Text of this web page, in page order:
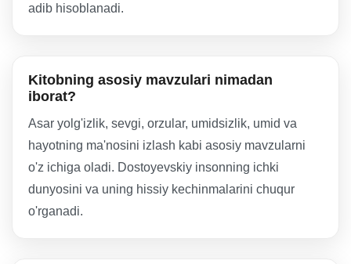
adib hisoblanadi.
Kitobning asosiy mavzulari nimadan
iborat?
Asar yolg'izlik, sevgi, orzular, umidsizlik, umid va
hayotning ma'nosini izlash kabi asosiy mavzularni
o'z ichiga oladi. Dostoyevskiy insonning ichki
dunyosini va uning hissiy kechinmalarini chuqur
o'rganadi.